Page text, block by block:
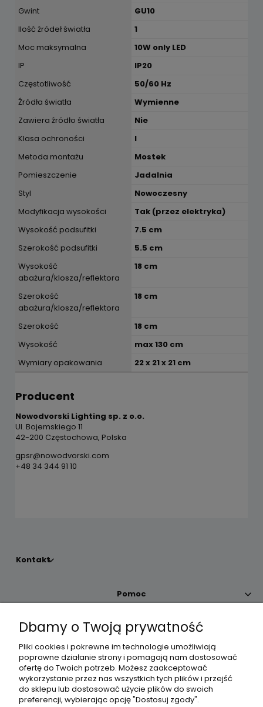
Gwint
GU10
Ilość źródeł światła
1
Moc maksymalna
10W only LED
IP
IP20
Częstotliwość
50/60 Hz
Źródła światła
Wymienne
Zawiera źródło światła
Nie
Klasa ochroności
I
Metoda montażu
Mostek
Pomieszczenie
Jadalnia
Styl
Nowoczesny
Modyfikacja wysokości
Tak (przez elektryka)
Wysokość podsufitki
7.5 cm
Szerokość podsufitki
5.5 cm
Wysokość
abażura/klosza/reflektora
18 cm
Szerokość
abażura/klosza/reflektora
18 cm
Szerokość
18 cm
Wysokość
max 130 cm
Wymiary opakowania
22 x 21 x 21 cm
Producent
Nowodvorski Lighting sp. z o.o.
Ul. Bojemskiego 11
42-200 Częstochowa, Polska
gpsr@nowodvorski.com
+48 34 344 91 10
Kontakt
Pomoc
Moje konto
Płatności i dostawa
Informacje
Dbamy o Twoją prywatność
Pliki cookies i pokrewne im technologie umożliwiają
poprawne działanie strony i pomagają nam dostosować
ofertę do Twoich potrzeb. Możesz zaakceptować
wykorzystanie przez nas wszystkich tych plików i przejść
do sklepu lub dostosować użycie plików do swoich
preferencji, wybierając opcję "Dostosuj zgody".